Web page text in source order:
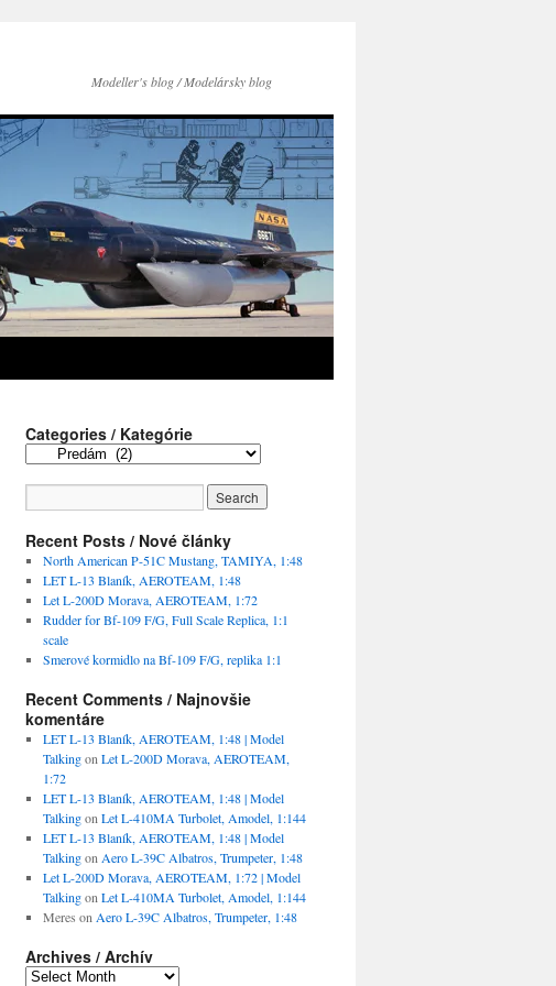
Modeller's blog / Modelársky blog
Categories / Kategórie
Categories
Recent Posts / Nové články
North American P-51C Mustang, TAMIYA, 1:48
LET L-13 Blaník, AEROTEAM, 1:48
Let L-200D Morava, AEROTEAM, 1:72
Rudder for Bf-109 F/G, Full Scale Replica, 1:1
scale
Smerové kormidlo na Bf-109 F/G, replika 1:1
Recent Comments / Najnovšie
komentáre
LET L-13 Blaník, AEROTEAM, 1:48 | Model
Talkingon Let L-200D Morava, AEROTEAM,
1:72
LET L-13 Blaník, AEROTEAM, 1:48 | Model
Talkingon Let L-410MA Turbolet, Amodel, 1:144
LET L-13 Blaník, AEROTEAM, 1:48 | Model
Talkingon Aero L-39C Albatros, Trumpeter, 1:48
Let L-200D Morava, AEROTEAM, 1:72 | Model
Talkingon Let L-410MA Turbolet, Amodel, 1:144
Meres on Aero L-39C Albatros, Trumpeter, 1:48
Archives / Archív
Archives